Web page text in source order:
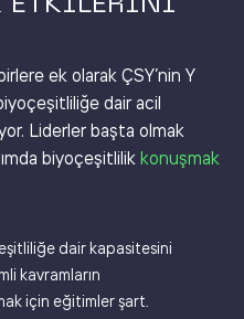
ETKILERINI
ek olarak ÇSY’nin Y
dair acil
Liderler başta olmak
biyoçeşitlilik konuşmak
dair kapasitesini
kavramların
için eğitimler şart.